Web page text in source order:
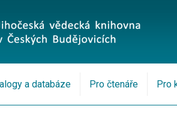
a databáze Pro čtenáře Pro